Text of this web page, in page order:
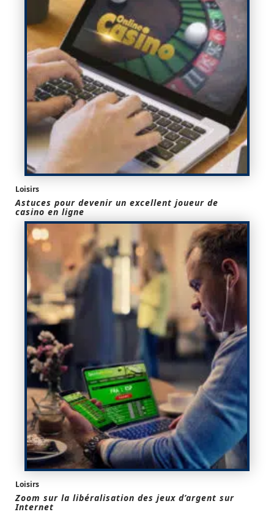
Loisirs
Astuces pour devenir un excellent joueur de
casino en ligne
Loisirs
Zoom sur la libéralisation des jeux d’argent sur
Internet